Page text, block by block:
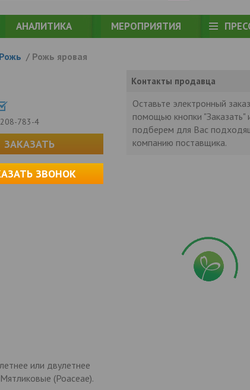
АНАЛИТИКА МЕРОПРИЯТИЯ
Рожь / Рожь яровая
208-783-4
ЗАКАЗАТЬ
ЗВОНОК
или двулетнее
(Poaceae).
Контакты продавца
Оставьте электронный
помощью кнопки "Заказать"
подберем для Вас
компанию поставщика.